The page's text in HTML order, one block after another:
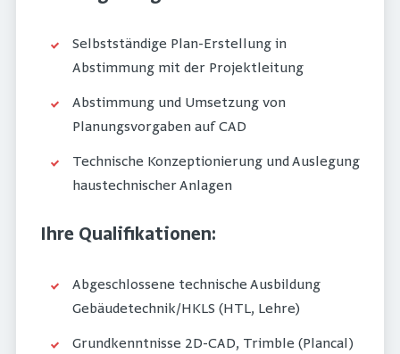
Selbstständige Plan-Erstellung in
Abstimmung mit der Projektleitung
Abstimmung und Umsetzung von
Planungsvorgaben auf CAD
Technische Konzeptionierung und Auslegung
haustechnischer Anlagen
Ihre Qualifikationen:
Abgeschlossene technische Ausbildung
Gebäudetechnik/HKLS (HTL, Lehre)
Grundkenntnisse 2D-CAD, Trimble (Plancal)